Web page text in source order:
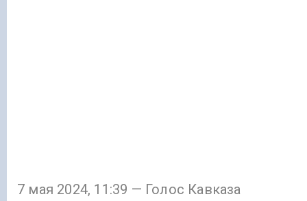
7 мая 2024, 11:39 — Голос Кавказа